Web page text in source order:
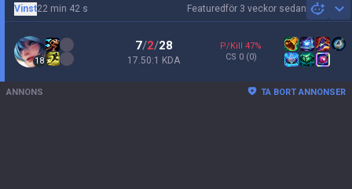
Featuredför 3 veckor sedan
Vinst22 min 42 s
18
7/2/28
17.50:1 KDA
P/Kill 47%
CS 0 (0)
ANNONS TA BORT ANNONSER